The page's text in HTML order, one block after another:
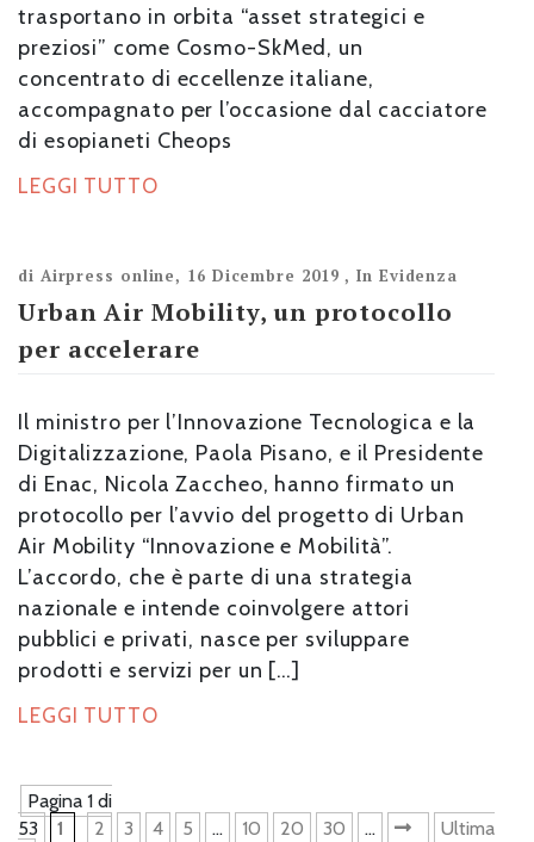
trasportano in orbita “asset strategici e
preziosi” come Cosmo-SkMed, un
concentrato di eccellenze italiane,
accompagnato per l’occasione dal cacciatore
di esopianeti Cheops
LEGGI TUTTO
di Airpress online, 16 Dicembre 2019 ,In Evidenza
Urban Air Mobility, un protocollo
per accelerare
Il ministro per l’Innovazione Tecnologica e la
Digitalizzazione, Paola Pisano, e il Presidente
di Enac, Nicola Zaccheo, hanno firmato un
protocollo per l’avvio del progetto di Urban
Air Mobility “Innovazione e Mobilità”.
L’accordo, che è parte di una strategia
nazionale e intende coinvolgere attori
pubblici e privati, nasce per sviluppare
prodotti e servizi per un […]
LEGGI TUTTO
Pagina 1 di
53
1 2 3 4 5 ... 10 20 30 ...
Ultima